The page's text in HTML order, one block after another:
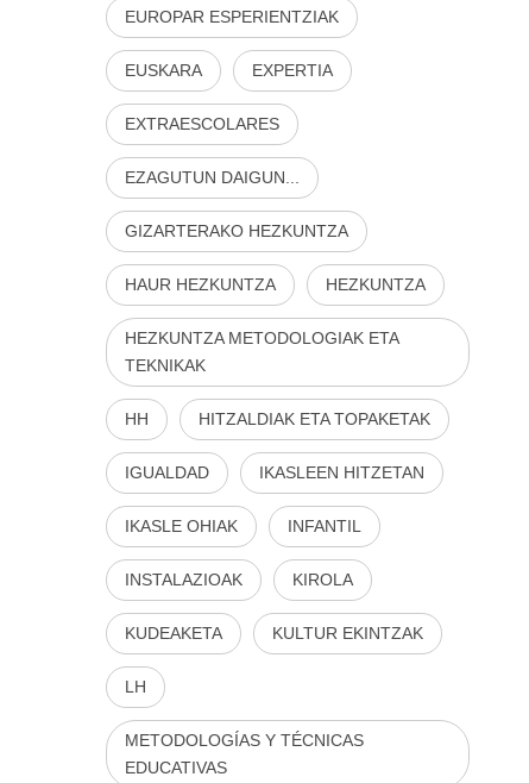
EUROPAR ESPERIENTZIAK
EUSKARA EXPERTIA
EXTRAESCOLARES
EZAGUTUN DAIGUN...
GIZARTERAKO HEZKUNTZA
HAUR HEZKUNTZA HEZKUNTZA
HEZKUNTZA METODOLOGIAK ETA
TEKNIKAK
HH HITZALDIAK ETA TOPAKETAK
IGUALDAD IKASLEEN HITZETAN
IKASLE OHIAK INFANTIL
INSTALAZIOAK KIROLA
KUDEAKETA KULTUR EKINTZAK
LH
METODOLOGÍAS Y TÉCNICAS
EDUCATIVAS